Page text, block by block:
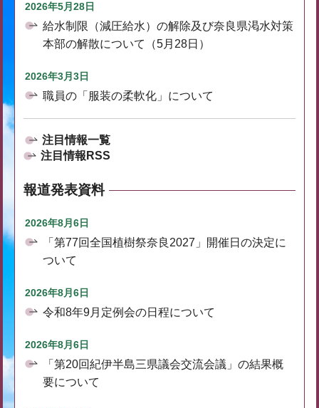
2026年5月28日
給水制限（減圧給水）の解除及び奈良県渇水対策
本部の解散について（5月28日）
2026年3月3日
職員の「服装の柔軟化」について
注目情報一覧
注目情報RSS
報道発表資料
2026年8月6日
「第77回全国植樹祭奈良2027」開催日の決定に
ついて
2026年8月6日
令和8年9月定例会の日程について
2026年8月6日
「第20回紀伊半島三県議会交流会議」の結果概
要について